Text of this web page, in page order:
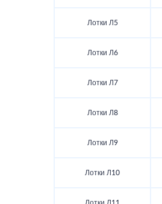
Лотки Л5
Лотки Л6
Лотки Л7
Лотки Л8
Лотки Л9
Лотки Л10